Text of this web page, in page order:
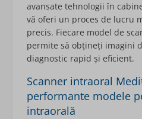
avansate tehnologii în
vă oferi un proces de lucru
precis. Fiecare model de
permite să obțineți imagini
diagnostic rapid și eficient.
Scanner intraoral
performante modele
intraorală